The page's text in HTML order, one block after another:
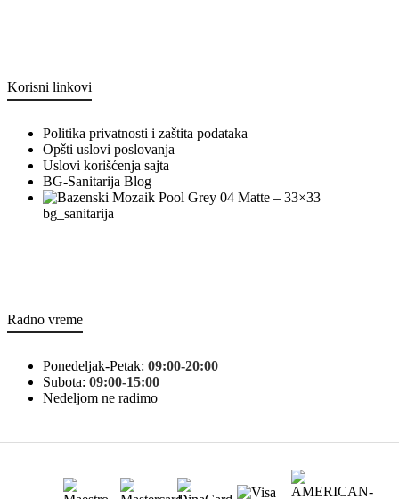
Korisni linkovi
Politika privatnosti i zaštita podataka
Opšti uslovi poslovanja
Uslovi korišćenja sajta
BG-Sanitarija Blog
bg_sanitarija
Radno vreme
Ponedeljak-Petak: 09:00-20:00
Subota: 09:00-15:00
Nedeljom ne radimo